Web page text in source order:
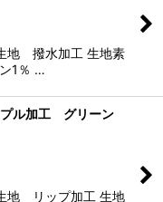
地 撥水加工 生地素
1％ …
ル加工 グリーン
地 リップ加工 生地